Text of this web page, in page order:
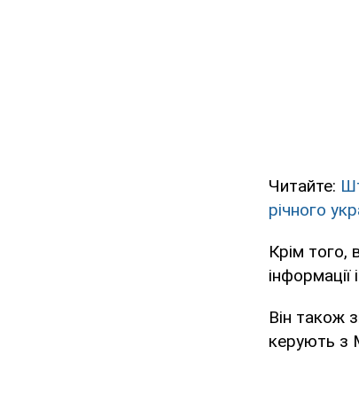
Читайте:
річного
Крім того,
інформації
Він також
керують з